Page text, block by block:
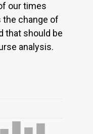
our times
change of
that should be
analysis.